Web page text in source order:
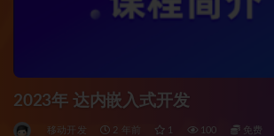
2023年 达内嵌入式开发
移动开发 2 年前 1 100 免费